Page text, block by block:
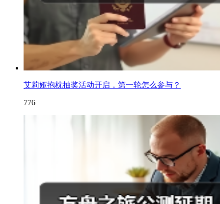
艾莉娅抱枕抽奖活动开启，第一轮怎么参与？
776